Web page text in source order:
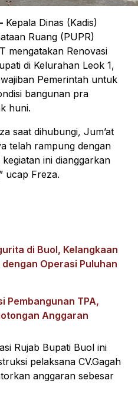
Kepala Dinas (Kadis)
Ruang (PUPR)
mengatakan Renovasi
di Kelurahan Leok 1,
Pemerintah untuk
bangunan pra
huni.
saat dihubungi, Jum’at
telah rampung dengan
ini dianggarkan
ucap Freza.
di Buol, Kelangkaan
Operasi Puluhan
Pembangunan TPA,
Anggaran
Rujab Bupati Buol ini
pelaksana CV.Gagah
anggaran sebesar